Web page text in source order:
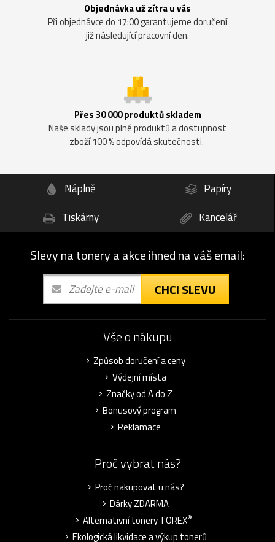
Objednávka už zítra u vás
Při objednávce do 17:00 garantujeme doručení
již následující pracovní den.
Přes 30 000 produktů skladem
Naše sklady jsou plné produktů a dostupnost
zboží 100 % odpovídá skutečnosti.
Náplně
Papíry
Tiskárny
Kancelář
Slevy na tonery a akce ihned na váš email:
CHCI SLEVU
Vše o nákupu
Způsob doručení a ceny
Výdejní místa
Značky od A do Z
Bonusový program
Reklamace
Proč vybrat nás?
Proč nakupovat u nás?
Dárky ZDARMA
Alternativní tonery TOREX®
Ekologická likvidace a výkup tonerů